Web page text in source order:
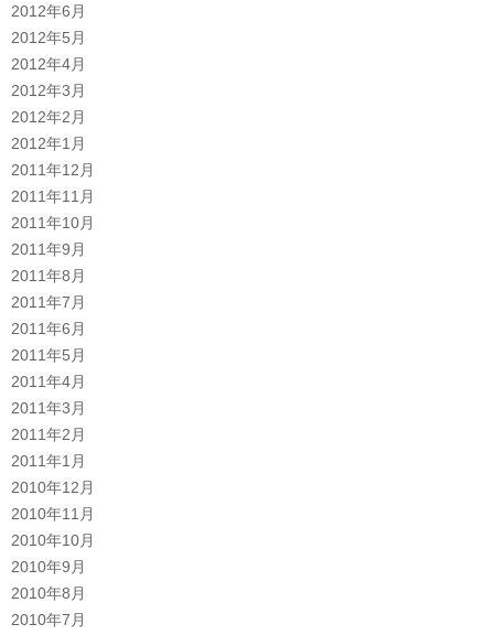
2012年6月
2012年5月
2012年4月
2012年3月
2012年2月
2012年1月
2011年12月
2011年11月
2011年10月
2011年9月
2011年8月
2011年7月
2011年6月
2011年5月
2011年4月
2011年3月
2011年2月
2011年1月
2010年12月
2010年11月
2010年10月
2010年9月
2010年8月
2010年7月